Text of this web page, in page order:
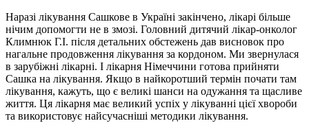
Наразі лікування Сашкове в Україні закінчено, лікарі більше
нічим допомогти не в змозі. Головний дитячий лікар-онколог
Климнюк Г.І. після детальних обстежень дав висновок про
нагальне продовження лікування за кордоном. Ми звернулася
в зарубіжні лікарні. І лікарня Німеччини готова прийняти
Сашка на лікування. Якщо в найкоротший термін почати там
лікування, кажуть, що є великі шанси на одужання та щасливе
життя. Ця лікарня має великий успіх у лікуванні цієї хвороби
та використовує найсучасніші методики лікування.